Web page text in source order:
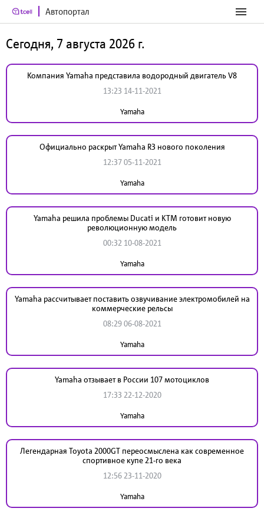
Автопортал
Сегодня, 7 августа 2026 г.
Компания Yamaha представила водородный двигатель V8
13:23 14-11-2021
Yamaha
Официально раскрыт Yamaha R3 нового поколения
12:37 05-11-2021
Yamaha
Yamaha решила проблемы Ducati и KTM готовит новую
революционную модель
00:32 10-08-2021
Yamaha
Yamaha рассчитывает поставить озвучивание электромобилей на
коммерческие рельсы
08:29 06-08-2021
Yamaha
Yamaha отзывает в России 107 мотоциклов
17:33 22-12-2020
Yamaha
Легендарная Toyota 2000GT переосмыслена как современное
спортивное купе 21-го века
12:56 23-11-2020
Yamaha